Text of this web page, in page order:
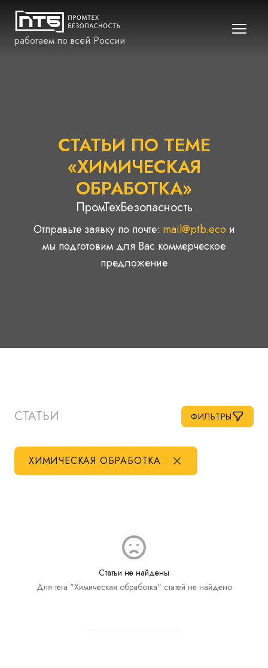
работаем по всей России
СТАТЬИ ПО ТЕМЕ
«ХИМИЧЕСКАЯ
ОБРАБОТКА»
ПромТехБезопасность
Отправьте заявку по почте: mail@ptb.eco и
мы подготовим для Вас коммерческое
предложение
СТАТЬИ ФИЛЬТРЫ
ХИМИЧЕСКАЯ ОБРАБОТКА
Статьи не найдены
Для тега "Химическая обработка" статей не найдено